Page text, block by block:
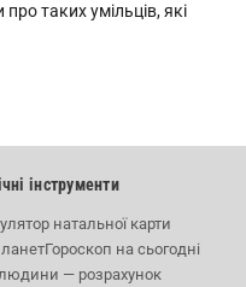
таких умільців, які
інструменти
натальної карти
Гороскоп на сьогодні
— розрахунок